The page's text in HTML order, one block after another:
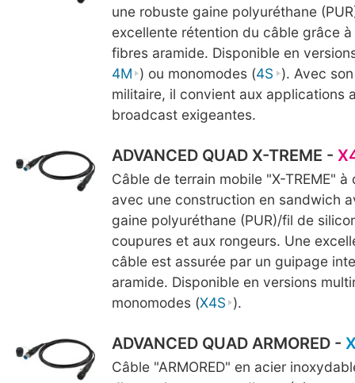
une robuste gaine polyuréthane
excellente rétention du câble grâce
fibres aramide. Disponible en
4M ) ou monomodes (4S ). Avec
militaire, il convient aux applications
broadcast exigeantes.
ADVANCED QUAD X-TREME -
Câble de terrain mobile "X-TREME"
avec une construction en sandwich
gaine polyuréthane (PUR)/fil de
coupures et aux rongeurs. Une
câble est assurée par un guipage
aramide. Disponible en versions
monomodes (X4S ).
ADVANCED QUAD ARMORED -
Câble "ARMORED" en acier